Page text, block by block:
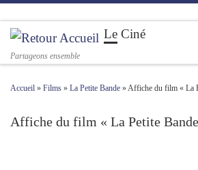
Passer au contenu
Le Ciné
Partageons ensemble
Accueil » Films » La Petite Bande » Affiche du film « La
Affiche du film « La Petite